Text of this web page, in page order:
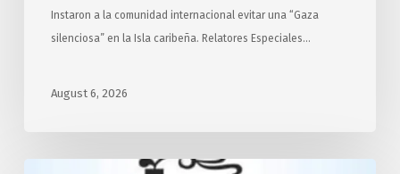
Instaron a la comunidad internacional evitar una “Gaza
silenciosa” en la Isla caribeña. Relatores Especiales…
August 6, 2026